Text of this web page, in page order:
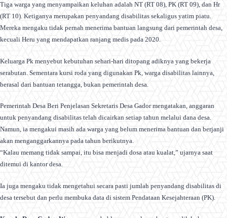
Tiga warga yang menyampaikan keluhan adalah NT (RT 08), PK (RT 09), dan Hr
(RT 10). Ketiganya merupakan penyandang disabilitas sekaligus yatim piatu.
Mereka mengaku tidak pernah menerima bantuan langsung dari pemerintah desa,
kecuali Heru yang mendapatkan ranjang medis pada 2020.
Keluarga Pk menyebut kebutuhan sehari-hari ditopang adiknya yang bekerja
serabutan. Sementara kursi roda yang digunakan Pk, warga disabilitas lainnya,
berasal dari bantuan tetangga, bukan pemerintah desa.
Pemerintah Desa Beri Penjelasan Sekretaris Desa Gador mengatakan, anggaran
untuk penyandang disabilitas telah dicairkan setiap tahun melalui dana desa.
Namun, ia mengakui masih ada warga yang belum menerima bantuan dan berjanji
akan menganggarkannya pada tahun berikutnya.
“Kalau memang tidak sampai, itu bisa menjadi dosa atau kualat,” ujarnya saat
ditemui di kantor desa.
Ia juga mengaku tidak mengetahui secara pasti jumlah penyandang disabilitas di
desa tersebut dan perlu membuka data di sistem Pendataan Kesejahteraan (PK).